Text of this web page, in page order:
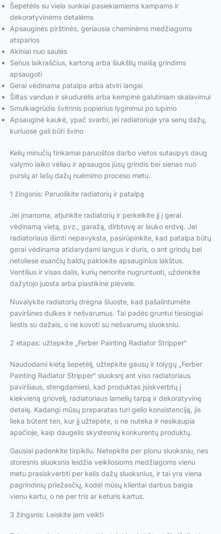
Šepetėlis su viela sunkiai pasiekiamiems kampams ir
dekoratyvinėms detalėms
Apsauginės pirštinės, geriausia cheminėms medžiagoms
atsparios
Akiniai nuo saulės
Senus laikraščius, kartoną arba šiukšlių maišą grindims
apsaugoti
Gerai vėdinama patalpa arba atviri langai
Šiltas vanduo ir skudurėlis arba kempinė galutiniam skalavimui
Smulkiagrūdis švitrinis popierius lyginimui po lupimo
Apsauginė kaukė, ypač svarbi, jei radiatoriuje yra senų dažų,
kuriuose gali būti švino
Kelių minučių tinkamai paruoštos darbo vietos sutaupys daug
valymo laiko vėliau ir apsaugos jūsų grindis bei sienas nuo
purslų ar lašų dažų nuėmimo proceso metu.
1 žingsnis: Paruoškite radiatorių ir patalpą
Jei įmanoma, atjunkite radiatorių ir perkelkite jį į gerai
vėdinamą vietą, pvz., garažą, dirbtuvę ar lauko erdvę. Jei
radiatoriaus išimti nepavyksta, pasirūpinkite, kad patalpa būtų
gerai vėdinama atidarydami langus ir duris, o ant grindų bei
netoliese esančių baldų paklokite apsauginius lakštus.
Ventilius ir visas dalis, kurių nenorite nugruntuoti, uždenkite
dažytojo juosta arba plastikine plėvele.
Nuvalykite radiatorių drėgna šluoste, kad pašalintumėte
paviršines dulkes ir nešvarumus. Tai padės gruntui tiesiogiai
liestis su dažais, o ne kovoti su nešvarumų sluoksniu.
2 etapas: užtepkite „Ferber Painting Radiator Stripper“
Naudodami kietą šepetėlį, užtepkite gausų ir tolygų „Ferber
Painting Radiator Stripper“ sluoksnį ant viso radiatoriaus
paviršiaus, stengdamiesi, kad produktas įsiskverbtų į
kiekvieną griovelį, radiatoriaus lamelių tarpą ir dekoratyvinę
detalę. Kadangi mūsų preparatas turi gelio konsistenciją, jis
lieka būtent ten, kur jį užtepėte, o ne nuteka ir nesikaupia
apačioje, kaip daugelis skystesnių konkurentų produktų.
Gausiai padenkite tirpikliu. Netepkite per plonu sluoksniu, nes
storesnis sluoksnis leidžia veikliosioms medžiagoms vienu
metu prasiskverbti per kelis dažų sluoksnius, ir tai yra viena
pagrindinių priežasčių, kodėl mūsų klientai darbus baigia
vienu kartu, o ne per tris ar keturis kartus.
3 žingsnis: Leiskite jam veikti